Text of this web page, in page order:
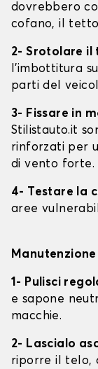
dovrebbero
cofano, il
2- Srotolare il
l'imbottitura
parti del
3- Fissare in
Stilistauto.it
rinforzati per
di vento forte.
4- Testare la
aree
1- Pulisci
e sapone
macchie.
2- Lascialo
riporre il telo,